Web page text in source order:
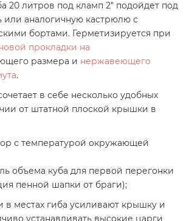
20 литров под кламп 2" подойдет под
или аналогичную кастрюлю с
бортами. Герметизируется при
прокладки на
размера и нержавеющего
.
в себе несколько удобных
от штатной плоской крышки в
с температурой окружающей
объема куба для первой перегонки
пенной шапки от браги);
в местах гиба усиливают крышку и
устанавливать высокие царги